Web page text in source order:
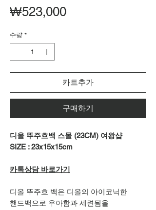
₩523,000가
수량 *
카트추가
구매하기
디올 뚜주흐백 스몰 (23CM) 여왕샵
SIZE : 23x15x15cm
카톡상담 바로가기
디올 뚜주흐 백은 디올의 아이코닉한
핸드백으로 우아함과 세련됨을